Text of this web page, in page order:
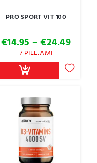
PRO SPORT VIT 100
€14.95 – €24.49Price
7 PIEEJAMI